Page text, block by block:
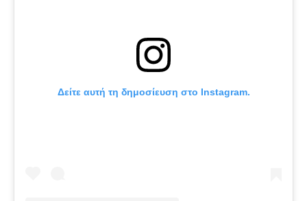
Δείτε αυτή τη δημοσίευση στο Instagram.